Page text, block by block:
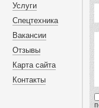
Услуги
Спецтехника
Вакансии
Отзывы
Карта сайта
Контакты